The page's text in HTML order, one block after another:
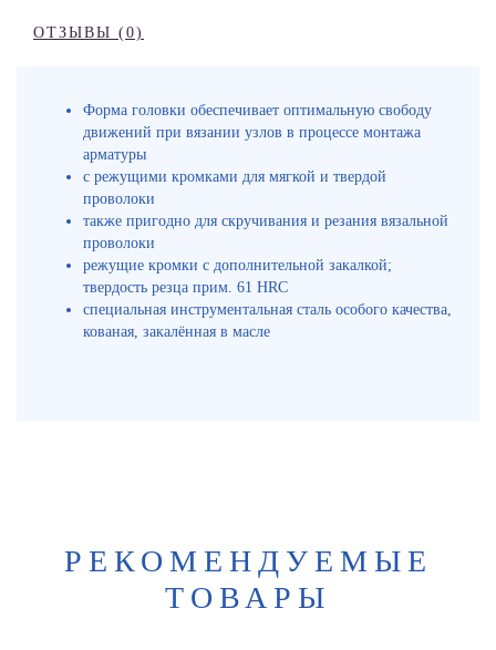
ОТЗЫВЫ (0)
Форма головки обеспечивает оптимальную свободу
движений при вязании узлов в процессе монтажа
арматуры
с режущими кромками для мягкой и твердой
проволоки
также пригодно для скручивания и резания вязальной
проволоки
режущие кромки с дополнительной закалкой;
твердость резца прим. 61 HRC
специальная инструментальная сталь особого качества,
кованая, закалённая в масле
РЕКОМЕНДУЕМЫЕ
ТОВАРЫ